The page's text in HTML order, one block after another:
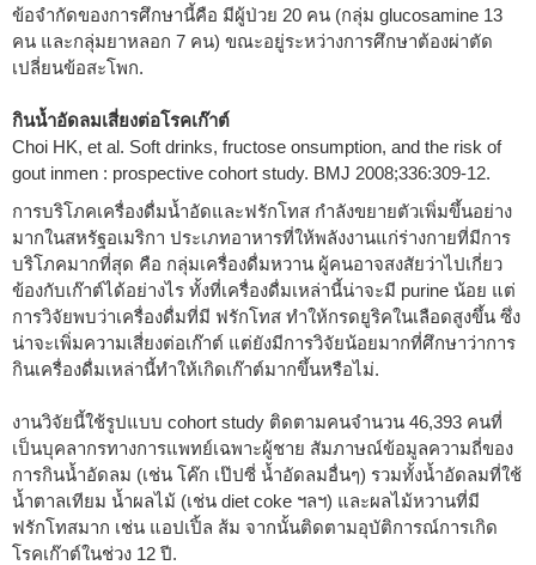
ข้อจำกัดของการศึกษานี้คือ มีผู้ป่วย 20 คน (กลุ่ม glucosamine 13
คน และกลุ่มยาหลอก 7 คน) ขณะอยู่ระหว่างการศึกษาต้องผ่าตัด
เปลี่ยนข้อสะโพก.
กินน้ำอัดลมเสี่ยงต่อโรคเก๊าต์
Choi HK, et al. Soft drinks, fructose onsumption, and the risk of
gout inmen : prospective cohort study. BMJ 2008;336:309-12.
การบริโภคเครื่องดื่มน้ำอัดและฟรักโทส กำลังขยายตัวเพิ่มขึ้นอย่าง
มากในสหรัฐอเมริกา ประเภทอาหารที่ให้พลังงานแก่ร่างกายที่มีการ
บริโภคมากที่สุด คือ กลุ่มเครื่องดื่มหวาน ผู้คนอาจสงสัยว่าไปเกี่ยว
ข้องกับเก๊าต์ได้อย่างไร ทั้งที่เครื่องดื่มเหล่านี้น่าจะมี purine น้อย แต่
การวิจัยพบว่าเครื่องดื่มที่มี ฟรักโทส ทำให้กรดยูริคในเลือดสูงขึ้น ซึ่ง
น่าจะเพิ่มความเสี่ยงต่อเก๊าต์ แต่ยังมีการวิจัยน้อยมากที่ศึกษาว่าการ
กินเครื่องดื่มเหล่านี้ทำให้เกิดเก๊าต์มากขึ้นหรือไม่.
งานวิจัยนี้ใช้รูปแบบ cohort study ติดตามคนจำนวน 46,393 คนที่
เป็นบุคลากรทางการแพทย์เฉพาะผู้ชาย สัมภาษณ์ข้อมูลความถี่ของ
การกินน้ำอัดลม (เช่น โค๊ก เป๊ปซี่ น้ำอัดลมอื่นๆ) รวมทั้งน้ำอัดลมที่ใช้
น้ำตาลเทียม น้ำผลไม้ (เช่น diet coke ฯลฯ) และผลไม้หวานที่มี
ฟรักโทสมาก เช่น แอปเปิ้ล ส้ม จากนั้นติดตามอุบัติการณ์การเกิด
โรคเก๊าต์ในช่วง 12 ปี.